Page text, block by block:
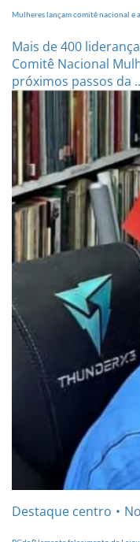
Mulheres lançam comitê nacional e
Mais de 400
Comitê Nacional
próximos passos da
Destaque centro